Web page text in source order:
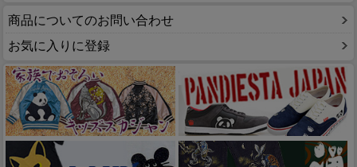
商品についてのお問い合わせ
お気に入りに登録